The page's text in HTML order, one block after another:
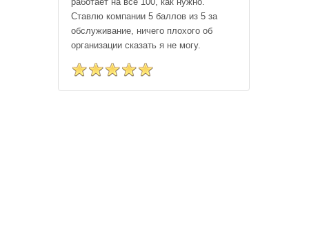
Ставлю компании 5 баллов из 5 за
обслуживание, ничего плохого об
организации сказать я не могу.